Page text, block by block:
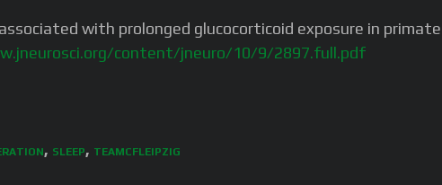
with prolonged glucocorticoid exposure in
content/jneuro/10/9/2897.full.pdf
, SLEEP, TEAMCFLEIPZIG